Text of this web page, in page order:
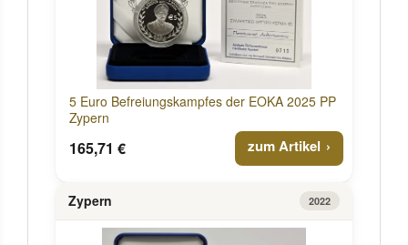
5 Euro Befreiungskampfes der EOKA 2025 PP
Zypern
165,71 € zum Artikel
Zypern 2022